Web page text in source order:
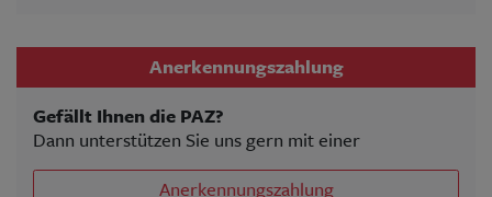
Anerkennungszahlung
Gefällt Ihnen die PAZ?
Dann unterstützen Sie uns gern mit einer
Anerkennungszahlung